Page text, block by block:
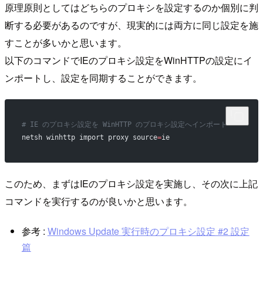
原理原則としてはどちらのプロキシを設定するのか個別に判
断する必要があるのですが、現実的には両方に同じ設定を施
すことが多いかと思います。
以下のコマンドでIEのプロキシ設定をWinHTTPの設定にイ
ンポートし、設定を同期することができます。
# IE のプロキシ設定を WinHTTP のプロキシ設定へインポート
netsh winhttp import proxy source=ie
このため、まずはIEのプロキシ設定を実施し、その次に上記
コマンドを実行するのが良いかと思います。
参考 : Windows Update 実行時のプロキシ設定 #2 設定
篇